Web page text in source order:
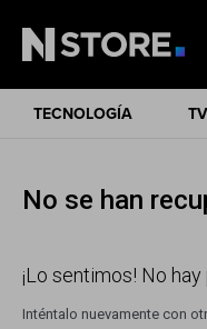
TECNOLOGÍA
No se han
¡Lo sentimos! No
Inténtalo nuevamente con